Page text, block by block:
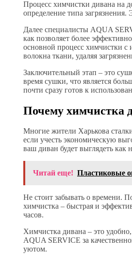
Процесс химчистки дивана на
определение типа
Далее специалисты AQUA
как позволяет более
основной процесс химчистки с
волокна ткани, удаляя
Заключительный этап – это
время сушки, что является
почти сразу готов к
Почему химчистка
Многие жители Харькова
если учесть экономическую
ваш диван будет выглядеть как
Читай еще! Пластиковые
Не стоит забывать о времени.
химчистка – быстрая и
часов.
Химчистка дивана – это
AQUA SERVICE за
уютом.